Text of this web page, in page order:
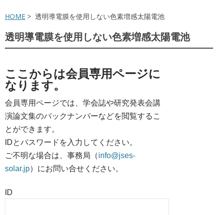
HOME > 透明導電膜を使用しない色素増感太陽電池
透明導電膜を使用しない色素増感太陽電池
ここからは会員専用ページに
なります。
会員専用ページでは、学会誌や研究発表会講
演論文集のバックナンバーなどを閲覧するこ
とができます。
IDとパスワードを入力してください。
ご不明な場合は、事務局（info@jses-
solar.jp）にお問い合せください。
ID